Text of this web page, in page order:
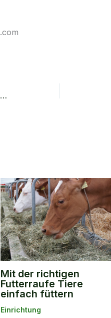
Die Psychologie der Einrichtung: Wie Ihr Zuhause Ihr Wohlbefinden beeinflusst
Mit der richtigen
Futterraufe Tiere
einfach füttern
Einrichtung